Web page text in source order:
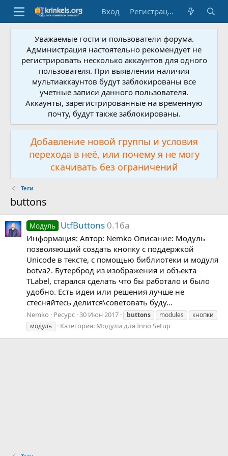
Вход Регистрация
Уважаемые гости и пользователи форума.
Администрация настоятельно рекомендует не
регистрировать несколько аккаунтов для одного
пользователя. При выявлении наличия
мультиаккаунтов будут заблокированы все
учетные записи данного пользователя.
Аккаунты, зарегистрированные на временную
почту, будут также заблокированы.
Добавление новой группы и условия
перехода в неё, или почему я не могу
скачивать без ограничений
Теги
buttons
Модуль UtfButtons 0.16a
Информация: Автор: Nemko Описание: Модуль
позволяющий создать кнопку с поддержкой
Unicode в тексте, с помощью библиотеки и модуля
botva2. Бутерброд из изображения и объекта
TLabel, старался сделать что бы работало и было
удобно. Есть идеи или решения лучше не
стесняйтесь делится\советовать буду...
Nemko Ресурс 30 Июн 2017 buttons modules
кнопки
модуль
Категория: Модули для Inno Setup